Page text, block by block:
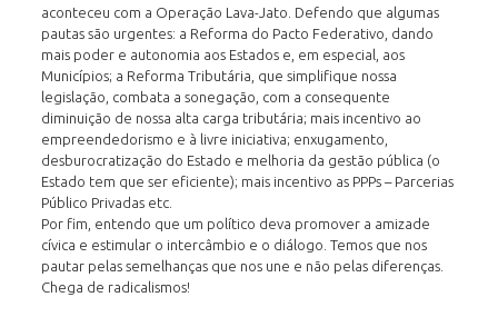
aconteceu com a Operação Lava-Jato. Defendo que algumas
pautas são urgentes: a Reforma do Pacto Federativo, dando
mais poder e autonomia aos Estados e, em especial, aos
Municípios; a Reforma Tributária, que simplifique nossa
legislação, combata a sonegação, com a consequente
diminuição de nossa alta carga tributária; mais incentivo ao
empreendedorismo e à livre iniciativa; enxugamento,
desburocratização do Estado e melhoria da gestão pública (o
Estado tem que ser eficiente); mais incentivo as PPPs – Parcerias
Público Privadas etc.
Por fim, entendo que um político deva promover a amizade
cívica e estimular o intercâmbio e o diálogo. Temos que nos
pautar pelas semelhanças que nos une e não pelas diferenças.
Chega de radicalismos!